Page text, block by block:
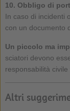
10. Obbligo di
In caso di incidenti
con un documento
Un piccolo ma
sciatori devono
responsabilità civile
Altri